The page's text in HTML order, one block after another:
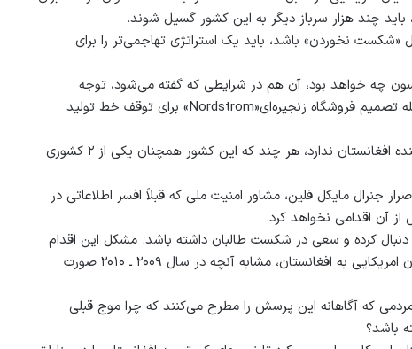
چند هزار سرباز دیگر به این کشور گسیل شوند.
«شکست نخوردن» باشد، باید یک استراتژی تهاجمی‌تر را برای
چه خواهد بود، آن هم در شرایطی که گفته می‌شود، توجه
رییس‌جمهور در حال حاضر معطوف موضوعات دیگری می‌باشد، از جمله تصمیم فروشگاه زنجیره‌ای«Nordstrom» برای توقف خط تولید
مکس بوت نوشت:‌ به این ترتیب، وی حرف زیادی برای گفتن در باره آینده افغانستان ندارد، هر چند که این کشور همچنان یکی از ۲ کشوری
جنرال مایکل فلین، مشاور امنیت ملی که قبلاً افسر اطلاعاتی در
آن اقدامی نخواهد کرد.
کرده و سعی در شکست طالبان داشته باشد. مشکل این اقدام
در آن است که انجام چنین اقدامی مستلزم اعزام سیل دیگری از سربازان امریکایی به افغانستان، مشابه آنچه در سال ۲۰۰۹ ـ ۲۰۱۰ صورت
مردمی که آگاهانه این پرسش را مطرح می‌کنند که چرا موج قبلی
باشد؟